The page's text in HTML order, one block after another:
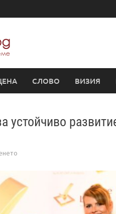
СЛОВО ВИЗИЯ
устойчиво